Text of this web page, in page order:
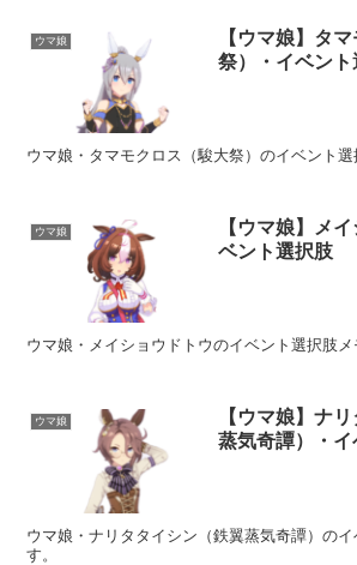
ウマ娘
【ウマ娘】タ
祭）・イベント
ウマ娘・タマモクロス（駿大祭）のイベント選
ウマ娘
【ウマ娘】メ
ベント選択肢
ウマ娘・メイショウドトウのイベント選択肢メ
ウマ娘
【ウマ娘】ナ
蒸気奇譚）・
ウマ娘・ナリタタイシン（鉄翼蒸気奇譚）の
す。